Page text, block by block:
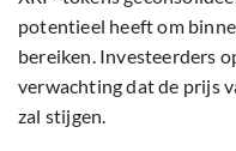
potentieel heeft om
bereiken. Investeerders
verwachting dat de prijs
zal stijgen.